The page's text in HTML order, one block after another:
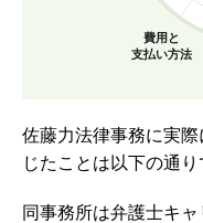
費用と
支払い方法
佐藤力法律事務に実
じたことは以下の通り
同事務所は弁護士キ